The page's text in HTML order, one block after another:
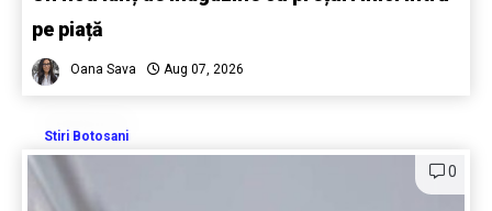
pe piață
Oana Sava Aug 07, 2026
Stiri Botosani
0